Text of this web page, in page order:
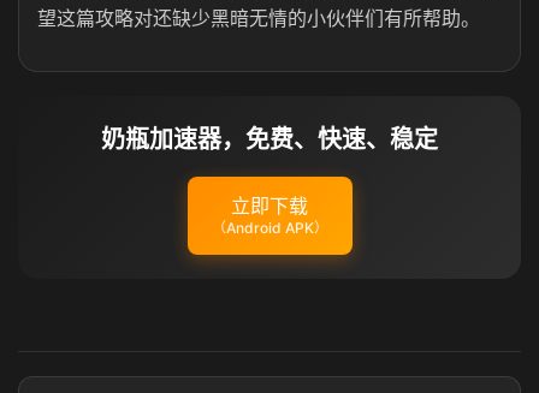
望这篇攻略对还缺少黑暗无情的小伙伴们有所帮助。
奶瓶加速器，免费、快速、稳定
立即下载
（Android APK）